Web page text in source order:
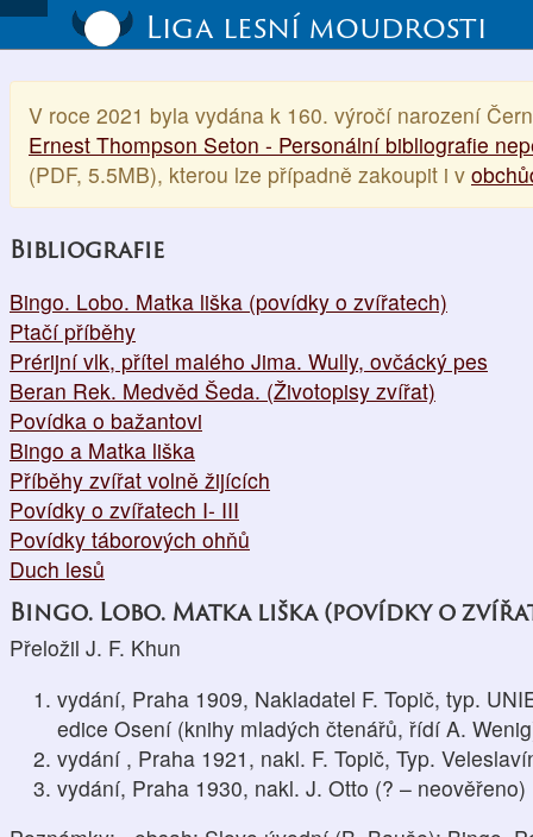
Liga lesní moudrosti
V roce 2021 byla vydána k 160. výročí narození
Ernest Thompson Seton - Personální bibliografie
(PDF, 5.5MB), kterou lze případně zakoupit i v
Bibliografie
Bingo. Lobo. Matka liška (povídky o zvířatech)
Ptačí příběhy
Prérijní vlk, přítel malého Jima. Wully, ovčácký pes
Beran Rek. Medvěd Šeda. (Životopisy zvířat)
Povídka o bažantovi
Bingo a Matka liška
Příběhy zvířat volně žijících
Povídky o zvířatech I- III
Povídky táborových ohňů
Duch lesů
Bingo. Lobo. Matka liška (povídky o
Přeložil J. F. Khun
vydání, Praha 1909, Nakladatel F. Topič, typ.
edice Osení (knihy mladých čtenářů, řídí A.
vydání , Praha 1921, nakl. F. Topič, Typ.
vydání, Praha 1930, nakl. J. Otto (? – neověřeno)